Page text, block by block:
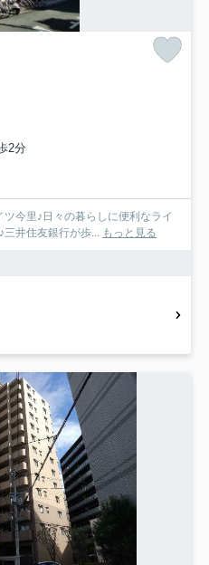
2分
今里♪日々の暮らしに便利なライ
三井住友銀行が歩... もっと見る